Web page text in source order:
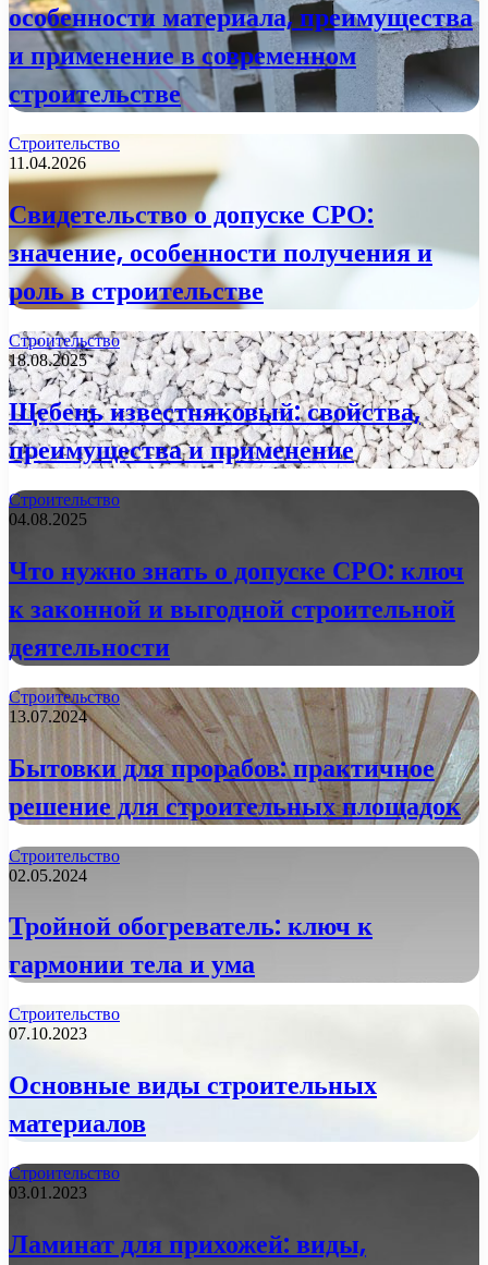
особенности материала, преимущества
и применение в современном
строительстве
Строительство
11.04.2026
Свидетельство о допуске СРО:
значение, особенности получения и
роль в строительстве
Строительство
18.08.2025
Щебень известняковый: свойства,
преимущества и применение
Строительство
04.08.2025
Что нужно знать о допуске СРО: ключ
к законной и выгодной строительной
деятельности
Строительство
13.07.2024
Бытовки для прорабов: практичное
решение для строительных площадок
Строительство
02.05.2024
Тройной обогреватель: ключ к
гармонии тела и ума
Строительство
07.10.2023
Основные виды строительных
материалов
Строительство
03.01.2023
Ламинат для прихожей: виды,